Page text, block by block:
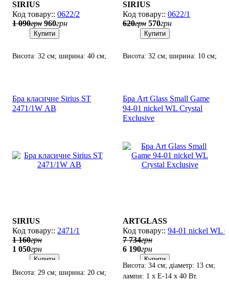
SIRIUS
0622/2
1 090грн 960грн
Купити
Висота: 32 см; ширина: 40 см;
SIRIUS
0622/1
620грн 570грн
Купити
Висота: 32 см; ширина: 10 см;
Бра класичне Sirius SТ
2471/1W АВ
SIRIUS
2471/1
1 160грн
1 050грн
Купити
Висота: 29 см; ширина: 20 см;
Бра Art Glass Small Game
94-01 nickel WL Crystal
Exclusive
ARTGLASS
94-01 nickel WL
7 734грн
6 190грн
Купити
Висота: 34 см; діаметр: 13 см;
лампи: 1 х Е-14 х 40 Вт.